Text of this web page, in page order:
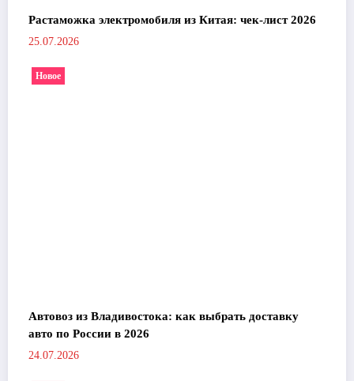
Растаможка электромобиля из Китая: чек-лист 2026
25.07.2026
Новое
Автовоз из Владивостока: как выбрать доставку
авто по России в 2026
24.07.2026